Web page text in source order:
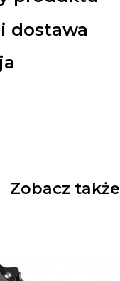
dostawa
Zobacz także